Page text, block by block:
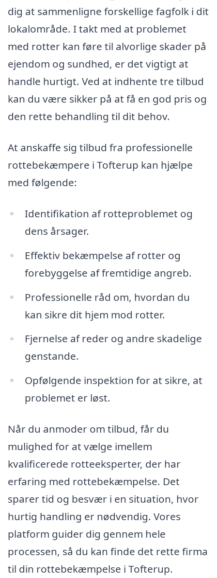
dig at sammenligne forskellige fagfolk i dit
lokalområde. I takt med at problemet
med rotter kan føre til alvorlige skader på
ejendom og sundhed, er det vigtigt at
handle hurtigt. Ved at indhente tre tilbud
kan du være sikker på at få en god pris og
den rette behandling til dit behov.
At anskaffe sig tilbud fra professionelle
rottebekæmpere i Tofterup kan hjælpe
med følgende:
Identifikation af rotteproblemet og
dens årsager.
Effektiv bekæmpelse af rotter og
forebyggelse af fremtidige angreb.
Professionelle råd om, hvordan du
kan sikre dit hjem mod rotter.
Fjernelse af reder og andre skadelige
genstande.
Opfølgende inspektion for at sikre, at
problemet er løst.
Når du anmoder om tilbud, får du
mulighed for at vælge imellem
kvalificerede rotteeksperter, der har
erfaring med rottebekæmpelse. Det
sparer tid og besvær i en situation, hvor
hurtig handling er nødvendig. Vores
platform guider dig gennem hele
processen, så du kan finde det rette firma
til din rottebekæmpelse i Tofterup.